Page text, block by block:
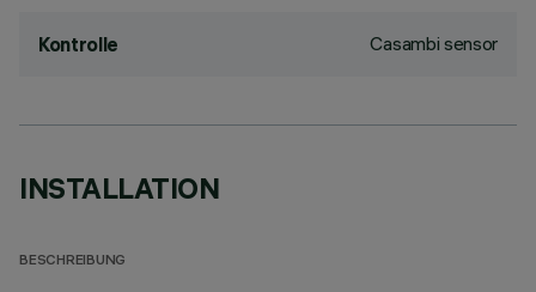
Kontrolle Casambi sensor
INSTALLATION
BESCHREIBUNG